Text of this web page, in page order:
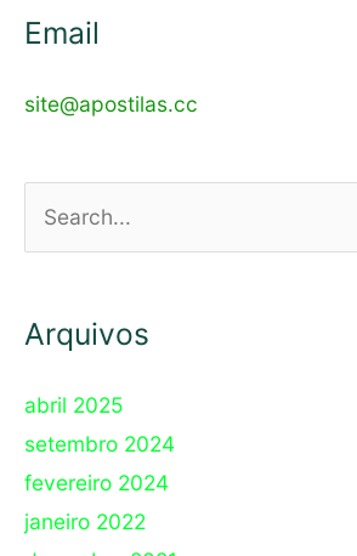
Email
site@apostilas.cc
Arquivos
abril 2025
setembro 2024
fevereiro 2024
janeiro 2022